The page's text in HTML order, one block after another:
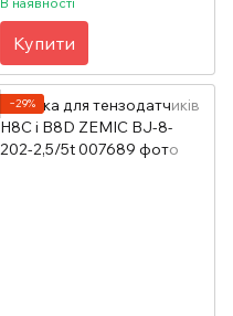
Купити
−29%